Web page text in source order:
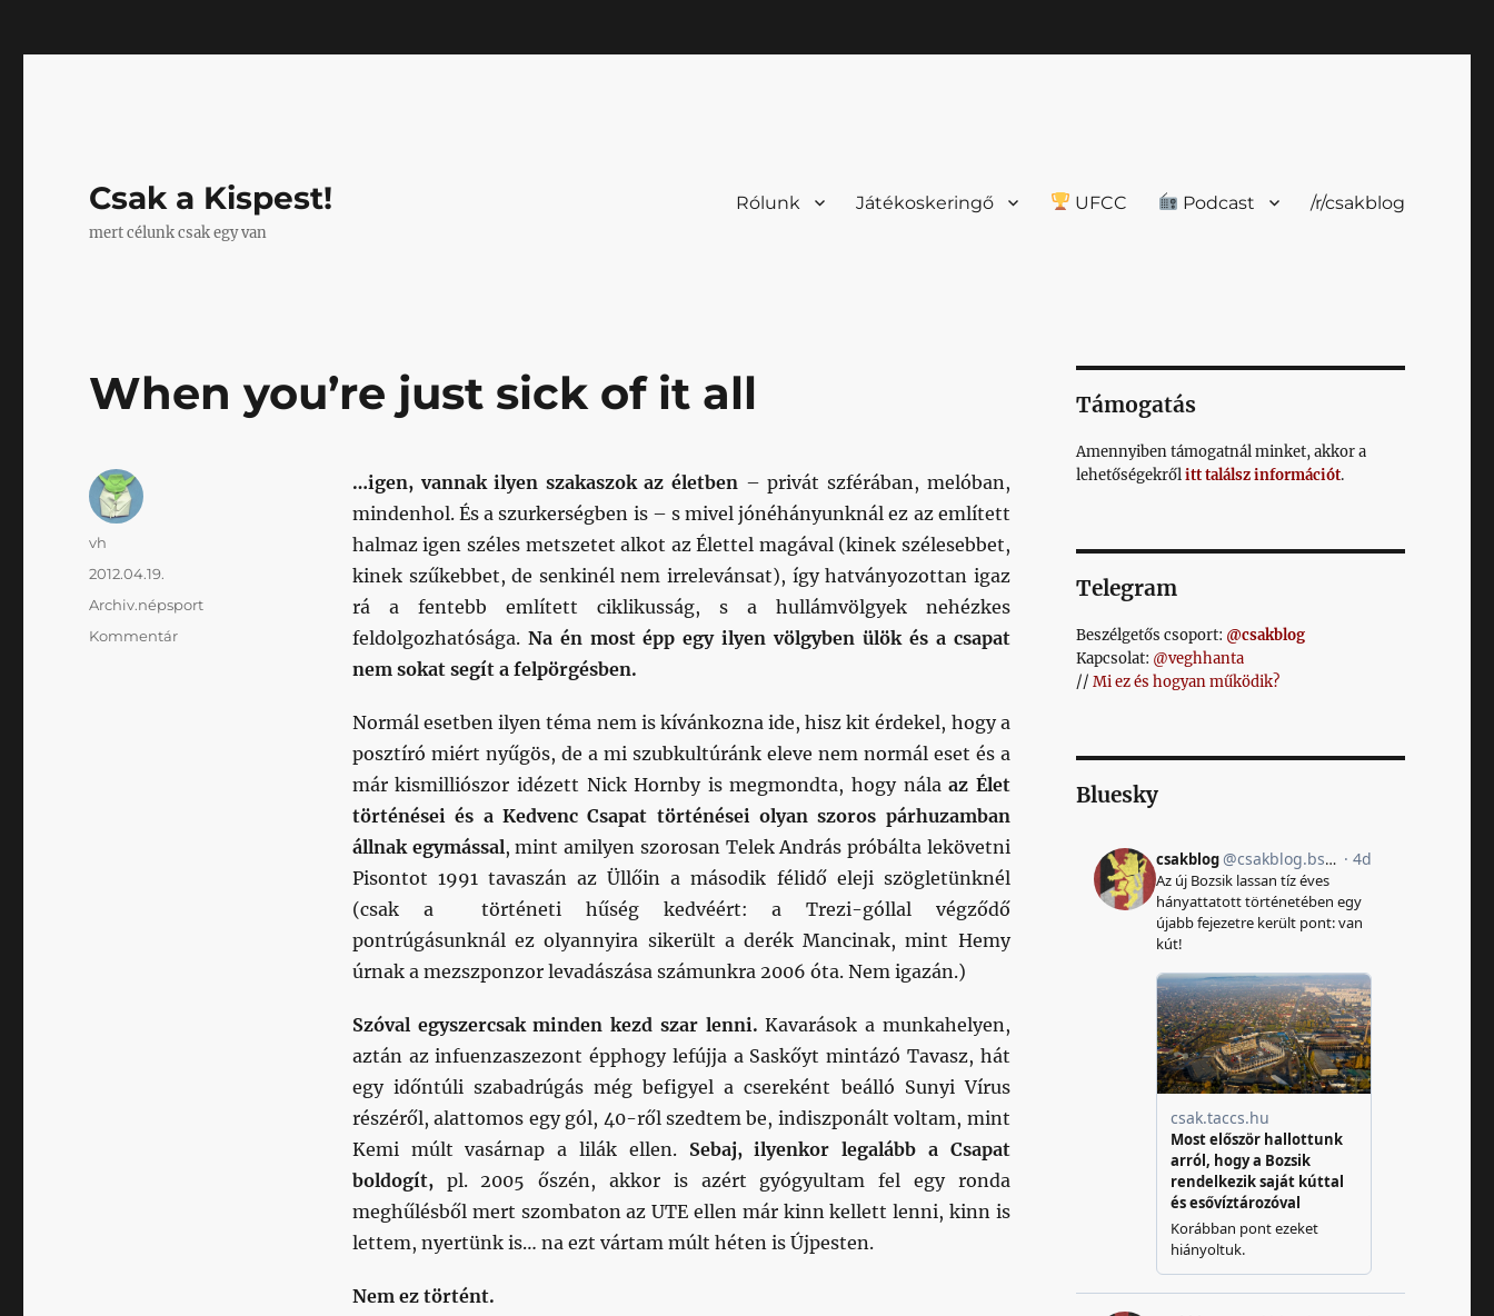
Csak a Kispest!
mert célunk csak egy van
Rólunk Játékoskeringő UFCC Podcast /r/csakblog
When you’re just sick of it all
…igen, vannak ilyen szakaszok az életben – privát szférában, melóban,
mindenhol. És a szurkerségben is – s mivel jónéhányunknál ez az említett
halmaz igen széles metszetet alkot az Élettel magával (kinek szélesebbet,
kinek szűkebbet, de senkinél nem irrelevánsat), így hatványozottan igaz
rá a fentebb említett ciklikusság, s a hullámvölgyek nehézkes
feldolgozhatósága. Na én most épp egy ilyen völgyben ülök és a csapat
nem sokat segít a felpörgésben.
Normál esetben ilyen téma nem is kívánkozna ide, hisz kit érdekel, hogy a
posztíró miért nyűgös, de a mi szubkultúránk eleve nem normál eset és a
már kismilliószor idézett Nick Hornby is megmondta, hogy nálaaz Élet
történései és a Kedvenc Csapat történései olyan szoros párhuzamban
állnak egymással, mint amilyen szorosan Telek András próbálta lekövetni
Pisontot 1991 tavaszán az Üllőin a második félidő eleji szögletünknél
(csak a történeti hűség kedvéért: a Trezi-góllal végződő
pontrúgásunknál ez olyannyira sikerült a derék Mancinak, mint Hemy
úrnak a mezszponzor levadászása számunkra 2006 óta. Nem igazán.)
Szóval egyszercsak minden kezd szar lenni.Kavarások a munkahelyen,
aztán az infuenzaszezont épphogy lefújja a Saskőyt mintázó Tavasz, hát
egy időntúli szabadrúgás még befigyel a csereként beálló Sunyi Vírus
részéről, alattomos egy gól, 40-ről szedtem be, indiszponált voltam, mint
Kemi múlt vasárnap a lilák ellen. Sebaj, ilyenkor legalább a Csapat
boldogít, pl. 2005 őszén, akkor is azért gyógyultam fel egy ronda
meghűlésből mert szombaton az UTE ellen már kinn kellett lenni, kinn is
lettem, nyertünk is… na ezt vártam múlt héten is Újpesten.
Nem ez történt.
Szerző
vh
Közzétéve
2012.04.19.
Kategória
Archiv.népsport
Címke
Kommentár
Támogatás
Amennyiben támogatnál minket, akkor a
lehetőségekrőlitt találsz információt.
Telegram
Beszélgetős csoport: @csakblog
Kapcsolat: @veghhanta
// Mi ez és hogyan működik?
Bluesky